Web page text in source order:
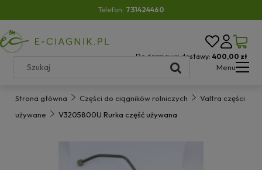
Telefon: 731424460
Do darmowej dostawy: 400,00 zł
Menu
Strona główna Części do ciągników rolniczych
Valtra części
używane
V3205800U Rurka część używana